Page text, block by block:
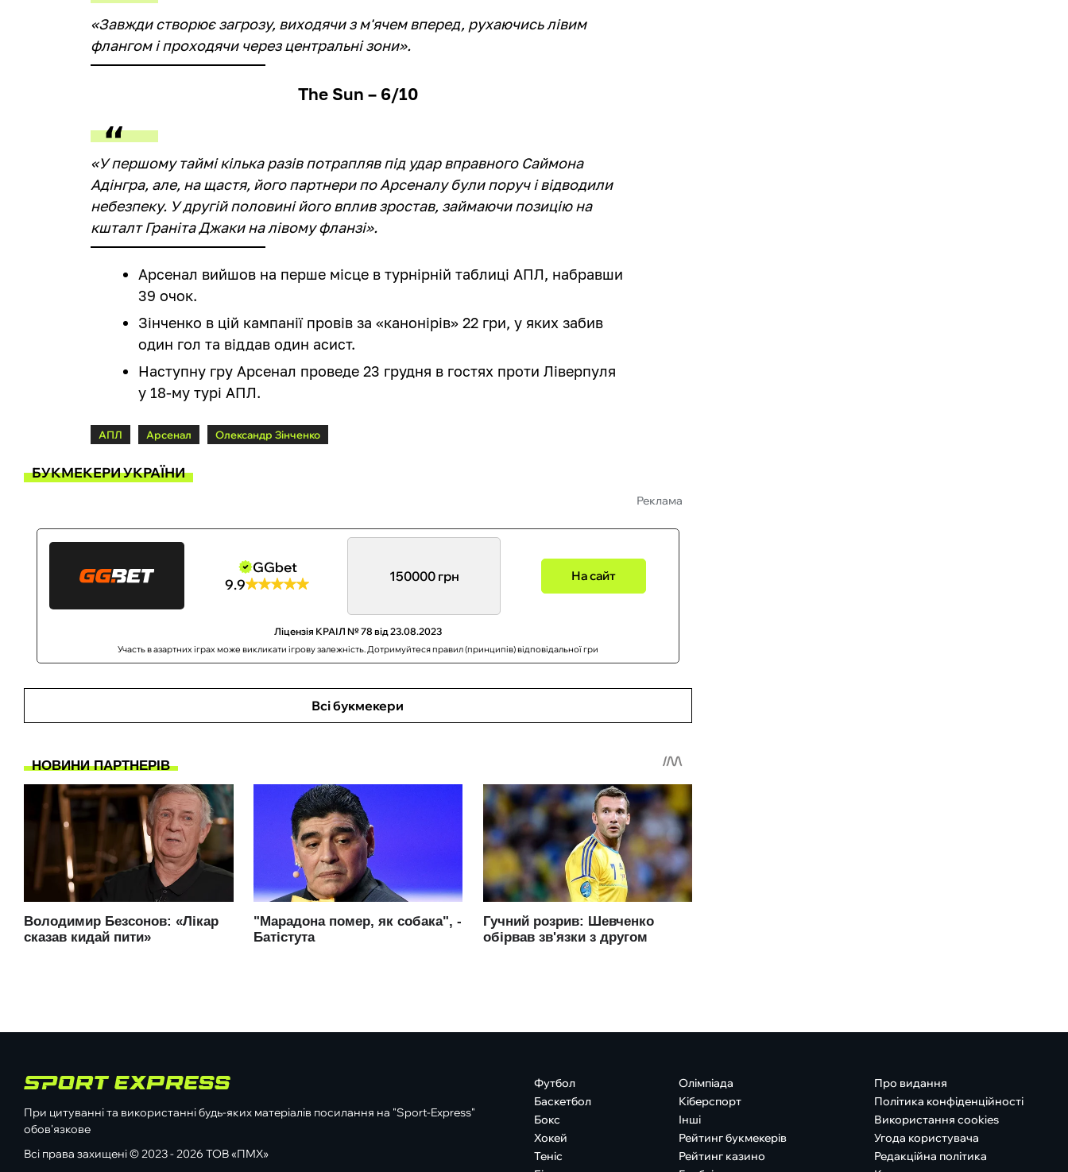
«Завжди створює загрозу, виходячи з м'ячем вперед, рухаючись лівим
флангом і проходячи через центральні зони».
The Sun – 6/10
«У першому таймі кілька разів потрапляв під удар вправного Cаймона
Адінгра, але, на щастя, його партнери по Арсеналу були поруч і відводили
небезпеку. У другій половині його вплив зростав, займаючи позицію на
кшталт Граніта Джаки на лівому фланзі».
Арсенал вийшов на перше місце в турнірній таблиці АПЛ, набравши
39 очок.
Зінченко в цій кампанії провів за «канонірів» 22 гри, у яких забив
один гол та віддав один асист.
Наступну гру Арсенал проведе 23 грудня в гостях проти Ліверпуля
у 18-му турі АПЛ.
АПЛ Арсенал Олександр Зінченко
БУКМЕКЕРИ УКРАЇНИ
Реклама
GGbet
9.9
150000 грн На сайт
Ліцензія КРАІЛ № 78 від 23.08.2023
Участь в азартних іграх може викликати ігрову залежність. Дотримуйтеся правил (принципів) відповідальної гри
Всі букмекери
При цитуванні та використанні будь-яких матеріалів посилання на "Sport-Express"
обов'язкове
Всі права захищені © 2023 - 2026 ТОВ «ПМХ»
Футбол
Баскетбол
Бокс
Хокей
Теніс
Олімпіада
Кіберспорт
Інші
Рейтинг букмекерів
Рейтинг казино
Про видання
Політика конфіденційності
Використання cookies
Угода користувача
Редакційна політика